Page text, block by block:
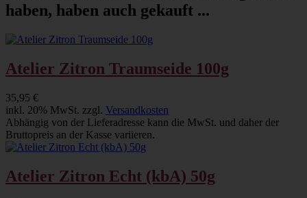
haben, haben auch gekauft ...
Atelier Zitron Traumseide 100g
35,95 €
inkl. 20% MwSt. zzgl. Versandkosten
Abhängig von der Lieferadresse kann die MwSt. und daher der
Bruttopreis an der Kasse variieren.
Atelier Zitron Echt (kbA) 50g